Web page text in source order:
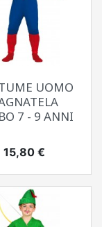
UOMO
7 - 9 ANNI
Prezzo
15,80 €